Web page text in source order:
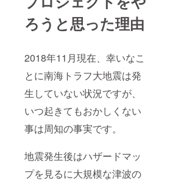
ろうと思った理由
2018年11月現在、幸いなこ
とに南海トラフ大地震は発
生していない状況ですが、
いつ起きてもおかしくない
事は周知の事実です。
地震発生後はハザードマッ
プを見るに大規模な津波の